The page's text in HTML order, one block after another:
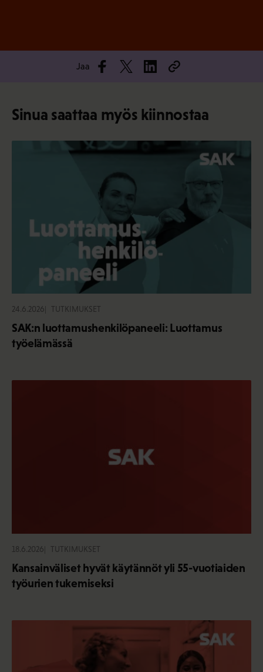
Jaa
Sinua saattaa myös kiinnostaa
24.6.2026 TUTKIMUKSET
SAK:n luottamushenkilöpaneeli: Luottamus
työelämässä
18.6.2026 TUTKIMUKSET
Kansainväliset hyvät käytännöt yli 55-vuotiaiden
työurien tukemiseksi